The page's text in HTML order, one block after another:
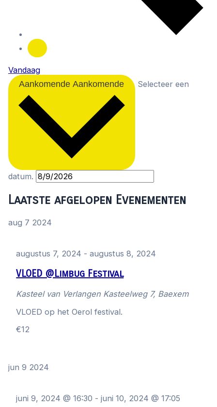
Vandaag
AankomendeAankomende Selecteer een
datum.
Laatste afgelopen Evenementen
aug 7 2024
augustus 7, 2024 -augustus 8, 2024
VLOED @Limbug Festival
Kasteel van Verlangen Kasteelweg 7, Baexem
VLOED op het Oerol festival.
€12
jun 9 2024
juni 9, 2024 @ 16:30 -juni 10, 2024 @ 17:05